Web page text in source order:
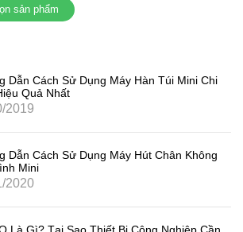
sản phẩm
Dẫn Cách Sử Dụng Máy Hàn Túi Mini Chi
Quả Nhất
2019
Dẫn Cách Sử Dụng Máy Hút Chân Không
Mini
2020